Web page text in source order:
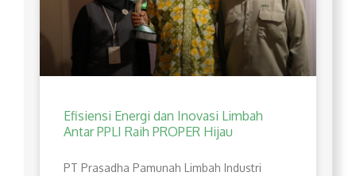
Efisiensi Energi dan Inovasi Limbah
Antar PPLI Raih PROPER Hijau
PT Prasadha Pamunah Limbah Industri